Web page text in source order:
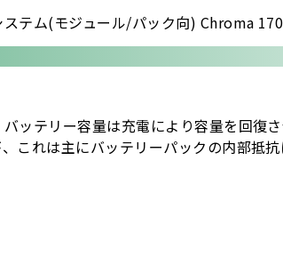
テム(モジュール/パック向) Chroma
ッテリー容量は充電により容量を回復
れは主にバッテリーパックの内部抵抗